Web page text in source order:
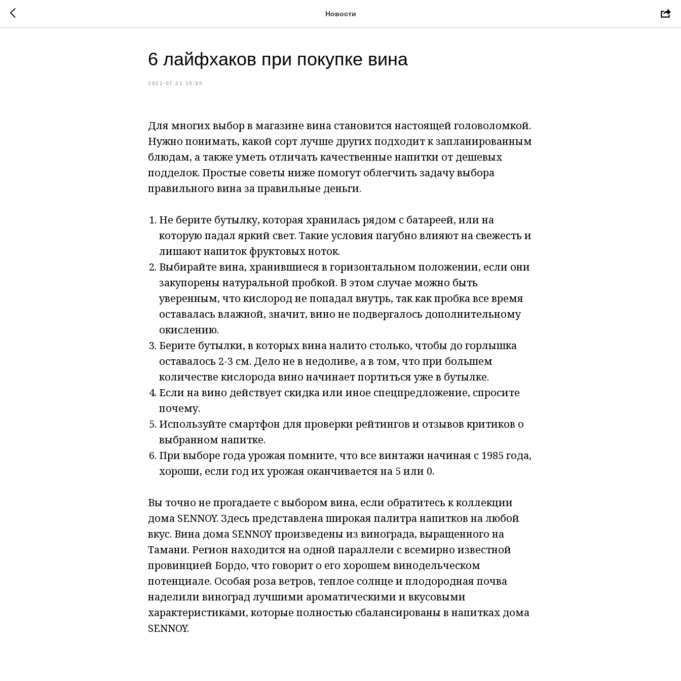
Новости
6 лайфхаков при покупке вина
2021-07-21 15:35
Для многих выбор в магазине вина становится настоящей головоломкой.
Нужно понимать, какой сорт лучше других подходит к запланированным
блюдам, а также уметь отличать качественные напитки от дешевых
подделок. Простые советы ниже помогут облегчить задачу выбора
правильного вина за правильные деньги.
Не берите бутылку, которая хранилась рядом с батареей, или на
которую падал яркий свет. Такие условия пагубно влияют на свежесть и
лишают напиток фруктовых ноток.
Выбирайте вина, хранившиеся в горизонтальном положении, если они
закупорены натуральной пробкой. В этом случае можно быть
уверенным, что кислород не попадал внутрь, так как пробка все время
оставалась влажной, значит, вино не подвергалось дополнительному
окислению.
Берите бутылки, в которых вина налито столько, чтобы до горлышка
оставалось 2-3 см. Дело не в недоливе, а в том, что при большем
количестве кислорода вино начинает портиться уже в бутылке.
Если на вино действует скидка или иное спецпредложение, спросите
почему.
Используйте смартфон для проверки рейтингов и отзывов критиков о
выбранном напитке.
При выборе года урожая помните, что все винтажи начиная с 1985 года,
хороши, если год их урожая оканчивается на 5 или 0.
Вы точно не прогадаете с выбором вина, если обратитесь к коллекции
дома SENNOY. Здесь представлена широкая палитра напитков на любой
вкус. Вина дома SENNOY произведены из винограда, выращенного на
Тамани. Регион находится на одной параллели с всемирно известной
провинцией Бордо, что говорит о его хорошем винодельческом
потенциале. Особая роза ветров, теплое солнце и плодородная почва
наделили виноград лучшими ароматическими и вкусовыми
характеристиками, которые полностью сбалансированы в напитках дома
SENNOY.